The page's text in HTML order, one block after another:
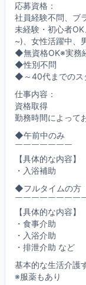
応募資格：
社員経験不問、ブ
未経験・初心者
~)、女性活躍中、
◆無資格OK※実務
◆性別不問
◆～40代までのス
仕事内容：
資格取得
勤務時間によって
◆午前中のみ
￣￣￣￣￣￣￣
【具体的な内容】
・入浴補助
◆フルタイムの方
￣￣￣￣￣￣￣￣
【具体的な内容】
・食事介助
・入浴介助
・排泄介助 など
基本的な生活介護
※服薬もあり